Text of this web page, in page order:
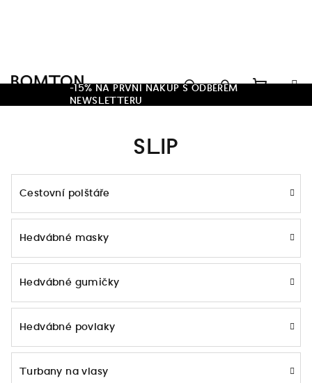
-15% NA PRVNÍ NÁKUP S ODBĚREM
NEWSLETTERU
Hledat
Přihlášení
SLIP
Cestovní polštáře
Hedvábné masky
Hedvábné gumičky
Hedvábné povlaky
Turbany na vlasy